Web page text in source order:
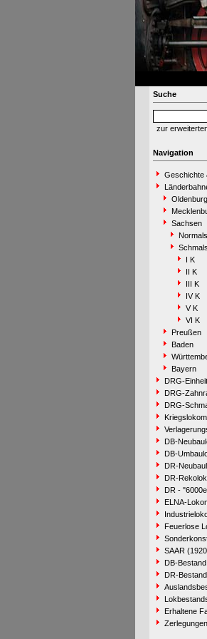
Suche
zur
Navigation
Geschichte
Oldenburg
Sachsen
I K
II K
III K
IV K
V K
VI K
Preußen
Baden
Bayern
DRG-
DRG-
DRG-
DB-
DB-
DR-
DR-
DR -
ELNA-
Feuerlose
SAAR
DB-
DR-
Erhaltene
Zerlegungen